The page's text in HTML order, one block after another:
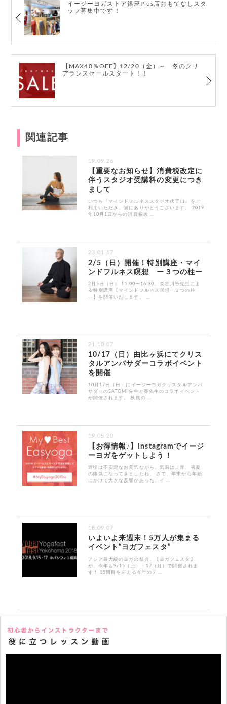
イージーヨガストア銀座Plus店おもてなしスタ
ッフ募集中です！
【MAX40％OFF】12/20（金）～ 冬のクリ
アランスセールスタート！！
関連記事
19.09.26
【重要なお知らせ】消費税改定に
伴うスタジオ受講料の変更につき
まして
いつも『マインドフルネススタジオ代官山』をご
利用いただき、誠にありがとうございます。 2019
年10月1日からの消費税改 …
23.01.17
2/5（日）開催！特別講座・マイ
ンドフルネス瞑想 ー３つの柱ー
2月5日（日） 15:00〜16:30、長谷川智先生によ
る特別講座【マインドフルネス瞑想ー３つの柱
ー】を開催いたします。 …
21.10.07
10/17（日）由比ヶ浜にてクリス
タルアンバサダーコラボイベント
を開催
10月17日（日）にイージーヨガクリスタルアンバ
サダーのSATOMI先生と葵先生のコラボイベント
が開催されます。 秋風の …
19.05.20
【お得情報♪】Instagramでイージ
ーヨガをゲットしよう！
近頃は不安定なお天気ながら、気温は上昇、初夏
の陽気になってきましたね。 さて、年末から年始
にかけて大きな反響があった、イ …
18.09.07
いよいよ来週末！5万人が集まる
イベント“ヨガフェスタ”
アジア最大級のヨガの祭典、【ヨガフェスタ】
が、今年も9/15（土）～17（月）で開催されま
す！ 15回目を迎える今年のテ …